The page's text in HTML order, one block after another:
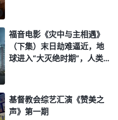
福音电影《灾中与主相遇》
（下集）末日劫难逼近，地
球进入“大灭绝时期”，人类
基督教会综艺汇演《赞美之
声》第一期